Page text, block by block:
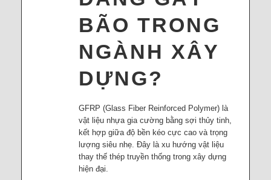
BÃO TRONG
NGÀNH XÂY
DỰNG?
GFRP (Glass Fiber Reinforced Polymer) là
vật liệu nhựa gia cường bằng sợi thủy tinh,
kết hợp giữa độ bền kéo cực cao và trọng
lượng siêu nhẹ. Đây là xu hướng vật liệu
thay thế thép truyền thống trong xây dựng
hiện đại.